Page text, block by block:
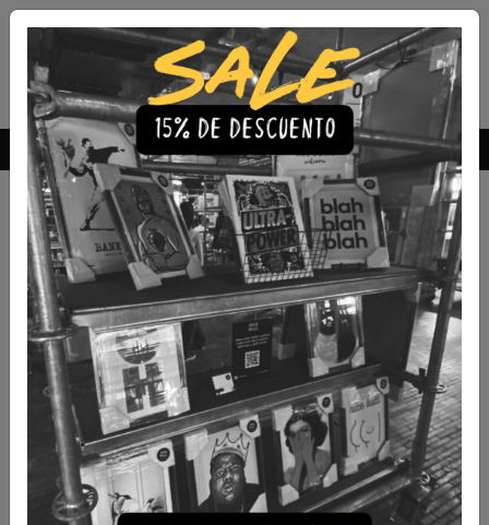
Envío Gratis a todo Chile comprando 3 o más productos